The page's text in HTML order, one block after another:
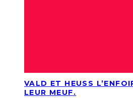
VALD ET HEUSS
LEUR MEUF.